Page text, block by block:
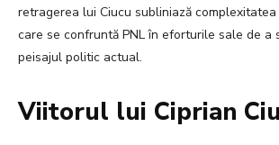
retragerea lui Ciucu subliniază
care se confruntă PNL în eforturile sale de a
peisajul politic actual.
Viitorul lui Ciprian